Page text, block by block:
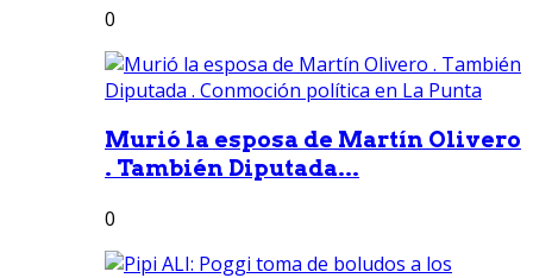
0
Murió la esposa de Martín Olivero
. También Diputada...
0